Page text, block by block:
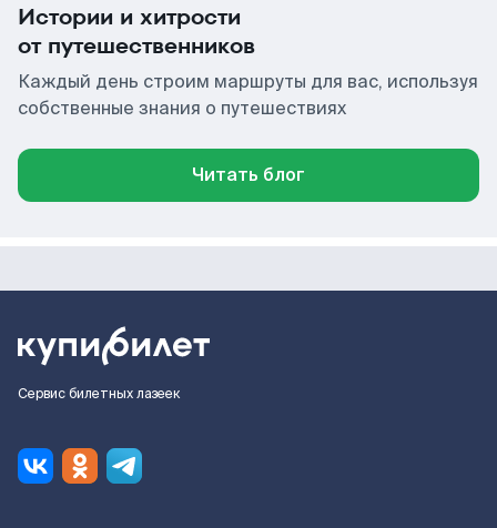
Истории и хитрости
от путешественников
Каждый день строим маршруты для вас, используя
собственные знания о путешествиях
Читать блог
Сервис билетных лазеек